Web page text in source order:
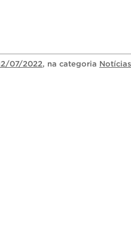
07/2022, na categoria Notícias